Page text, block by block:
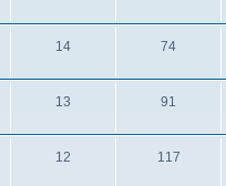
14 74
13 91
12 117